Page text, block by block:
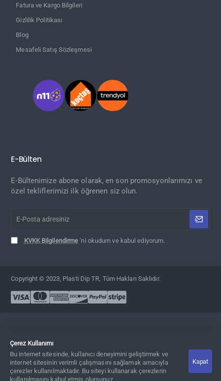
Çerez Kullanımı
Bu internet sitesinde, kullanıcı deneyimini geliştirmek ve
internet sitesinin verimli çalışmasını sağlamak amacıyla
çerezler kullanılmaktadır. Bu siteyi kullanarak çerezlerin
kullanılmasını kabul etmiş olursunuz.
Kapat
Adet Sepete Ekle Hemen Al
Fatura ve Kargo Bilgileri
Gizlilik Politikası
Blog
Mesafeli Satış Sözleşmesi
E-Bülten
E-Bültenimize abone olarak, en son promosyonlarımızı ve
özel tekliflerimizi ilk öğrenen siz olun.
Posta
KVKK Bilgilendirme 'ni okudum ve kabul ediyorum.
Copyright © 2023, Plasti Dip TR, Tüm Hakları Saklıdır.